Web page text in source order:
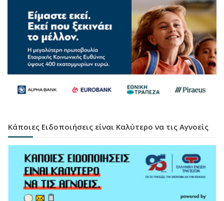
Κάποιες Ειδοποιήσεις είναι Καλύτερο να τις Αγνοείς